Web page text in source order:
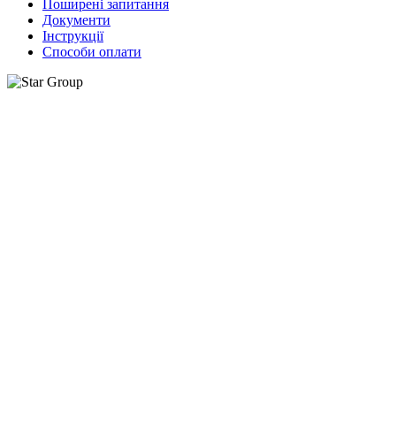
Поширені запитання
Документи
Інструкції
Способи оплати